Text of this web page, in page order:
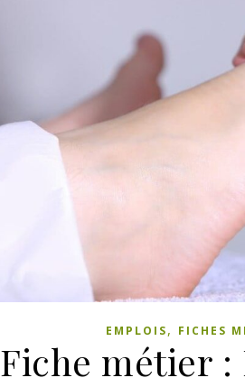
EMPLOIS, FICHES
Fiche métier